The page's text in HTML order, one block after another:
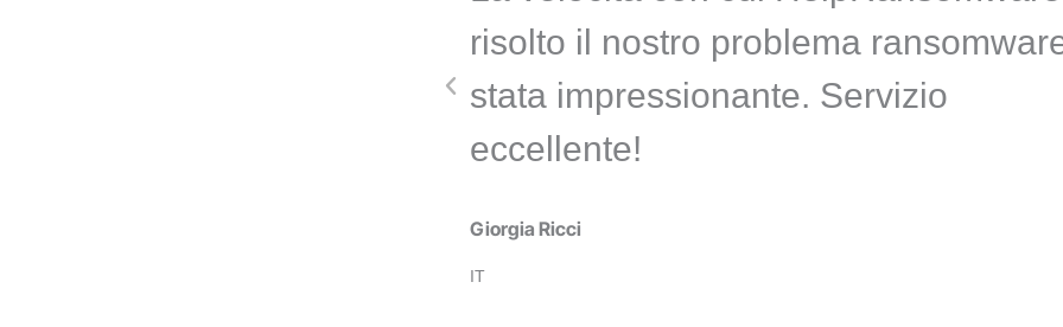
risolto il nostro problema
stata impressionante. Servizio
eccellente!
Giorgia Ricci
IT